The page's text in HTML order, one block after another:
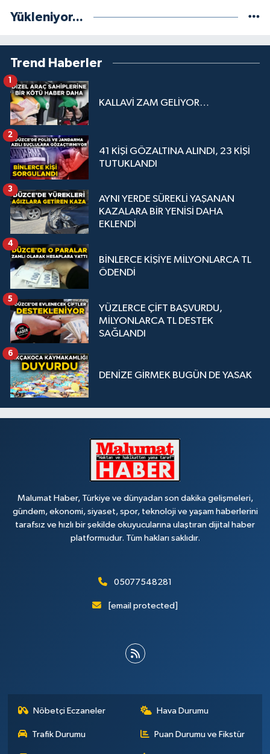
Yükleniyor...
Trend Haberler
KALLAVİ ZAM GELİYOR…
41 KİŞİ GÖZALTINA ALINDI, 23 KİŞİ
TUTUKLANDI
2
AYNI YERDE SÜREKLİ YAŞANAN
KAZALARA BİR YENİSİ DAHA
EKLENDİ
3
BİNLERCE KİŞİYE MİLYONLARCA TL
ÖDENDİ
4
YÜZLERCE ÇİFT BAŞVURDU,
MİLYONLARCA TL DESTEK
SAĞLANDI
5
DENİZE GİRMEK BUGÜN DE YASAK
6
Malumat Haber, Türkiye ve dünyadan son dakika gelişmeleri,
gündem, ekonomi, siyaset, spor, teknoloji ve yaşam haberlerini
tarafsız ve hızlı bir şekilde okuyucularına ulaştıran dijital haber
platformudur. Tüm hakları saklıdır.
05077548281
[email protected]
Nöbetçi Eczaneler Hava Durumu
Trafik Durumu Puan Durumu ve Fikstür